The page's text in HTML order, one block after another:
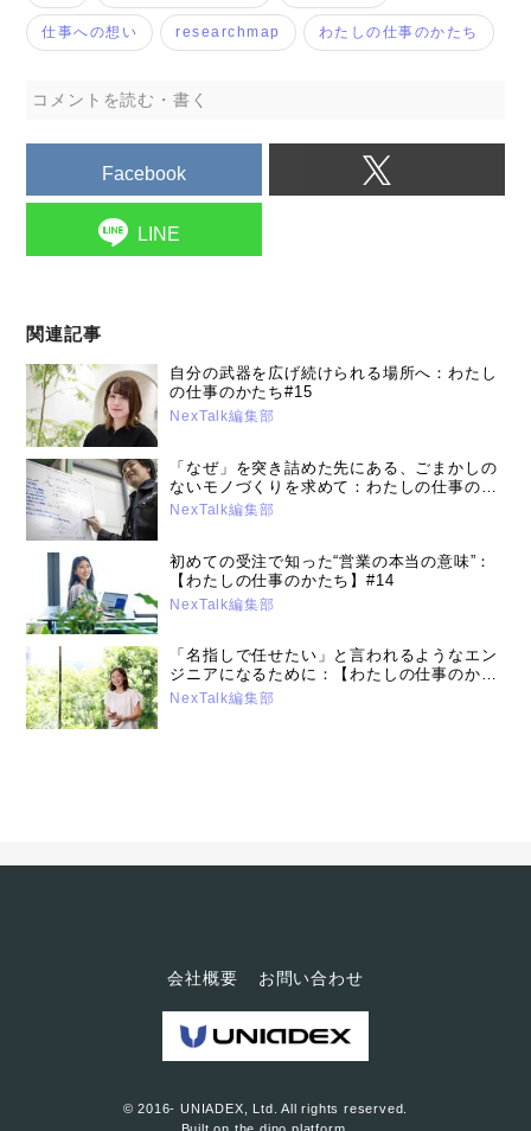
仕事への想い researchmap わたしの仕事のかたち
コメントを読む・書く
Facebook
LINE
関連記事
自分の武器を広げ続けられる場所へ：わたし
の仕事のかたち#15
NexTalk編集部
「なぜ」を突き詰めた先にある、ごまかしの
ないモノづくりを求めて：わたしの仕事のか
たち【トラブルからの脱出編】#2
NexTalk編集部
初めての受注で知った“営業の本当の意味”：
【わたしの仕事のかたち】#14
NexTalk編集部
「名指しで任せたい」と言われるようなエン
ジニアになるために：【わたしの仕事のかた
ち】#13
NexTalk編集部
会社概要 お問い合わせ
© 2016- UNIADEX, Ltd. All rights reserved.